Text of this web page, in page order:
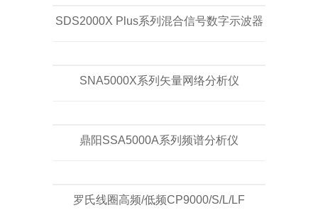
SDS2000X Plus系列混合信号数字示波器
SNA5000X系列矢量网络分析仪
鼎阳SSA5000A系列频谱分析仪
罗氏线圈高频/低频CP9000/S/L/LF